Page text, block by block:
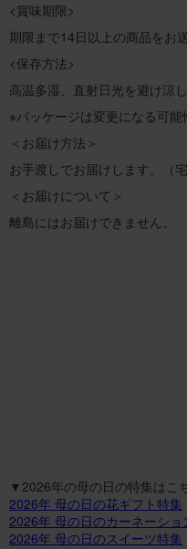
<賞味期限>
期限まで14日以上の商品をお
<保存方法>
高温多湿、直射日光を避け涼
※パッケージは変更になる可能
＜お届け方法＞
お手渡しでお届けします。（宅
＜お届けについて＞
離島にはお届けできません。
▼2026年の母の日の特集はこ
2026年 母の日の花ギフト特集
2026年 母の日のカーネーショ
2026年 母の日のスイーツ特集